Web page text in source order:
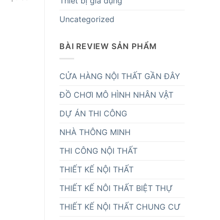
Uncategorized
BÀI REVIEW SẢN PHẨM
CỬA HÀNG NỘI THẤT GẦN ĐÂY
ĐỒ CHƠI MÔ HÌNH NHÂN VẬT
DỰ ÁN THI CÔNG
NHÀ THÔNG MINH
THI CÔNG NỘI THẤT
THIẾT KẾ NỘI THẤT
THIẾT KẾ NÔI THẤT BIỆT THỰ
THIẾT KẾ NỘI THẤT CHUNG CƯ